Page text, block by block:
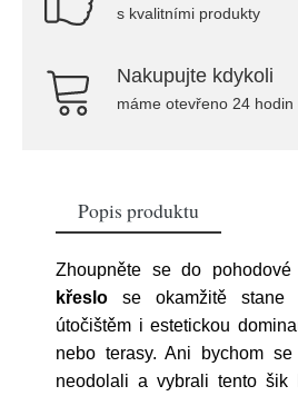
s kvalitními produkty
Nakupujte kdykoli
máme otevřeno 24 hodin
Popis produktu
Zhoupněte se do pohodové
křeslo se okamžitě stane
útočištěm i estetickou
nebo terasy. Ani bychom
neodolali a vybrali tento šik